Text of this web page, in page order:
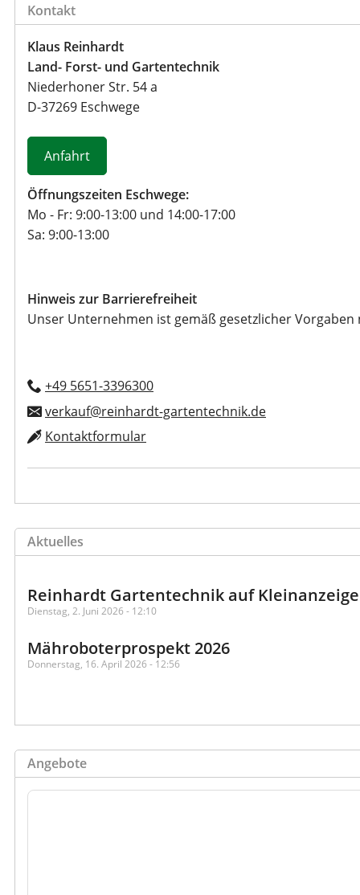
f
o
r
m
u
l
a
Kontakt
Klaus Reinhardt
Land- Forst- und Gartentechnik
Niederhoner Str. 54 a
D-37269 Eschwege
Anfahrt
Öffnungszeiten Eschwege:
Mo - Fr: 9:00-13:00 und 14:00-17:00
Sa: 9:00-13:00
Hinweis zur Barrierefreiheit
Unser Unternehmen ist gemäß gesetzlicher
+49 5651-3396300
verkauf@reinhardt-gartentechnik.de
Kontaktformular
Aktuelles
Reinhardt Gartentechnik auf
Dienstag, 2. Juni 2026 - 12:10
Mähroboterprospekt 2026
Donnerstag, 16. April 2026 - 12:56
Angebote